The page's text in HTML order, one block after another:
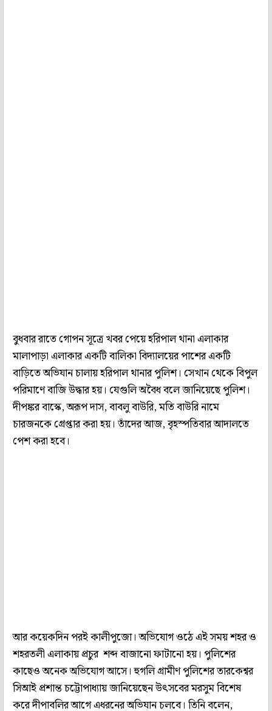
বুধবার রাতে গোপন সূত্রে খবর পেয়ে হরিপাল থানা এলাকার
মালাপাড়া এলাকার একটি বালিকা বিদ্যালয়ের পাশের একটি
বাড়িতে অভিযান চালায় হরিপাল থানার পুলিশ। সেখান থেকে বিপুল
পরিমাণে বাজি উদ্ধার হয়। যেগুলি অবৈধ বলে জানিয়েছে পুলিশ।
দীপঙ্কর বাস্কে, অরূপ দাস, বাবলু বাউরি, মতি বাউরি নামে
চারজনকে গ্রেপ্তার করা হয়। তাঁদের আজ, বৃহস্পতিবার আদালতে
পেশ করা হবে।
আর কয়েকদিন পরই কালীপুজো। অভিযোগ ওঠে এই সময় শহর ও
শহরতলী এলাকায় প্রচুর শব্দ বাজানো ফাটানো হয়। পুলিশের
কাছেও অনেক অভিযোগ আসে। হুগলি গ্রামীণ পুলিশের তারকেশ্বর
সিআই প্রশান্ত চট্টোপাধ্যায় জানিয়েছেন উৎসবের মরসুম বিশেষ
করে দীপাবলির আগে এধরনের অভিযান চলবে। তিনি বলেন,